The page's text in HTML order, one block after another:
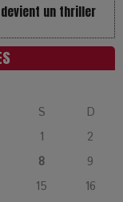
à l’ère des
tragédie
interroge
S
D
1
2
8
9
15
16